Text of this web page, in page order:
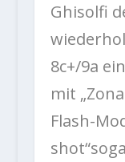
Ghisolfi
8c+/9a
mit
Flash-